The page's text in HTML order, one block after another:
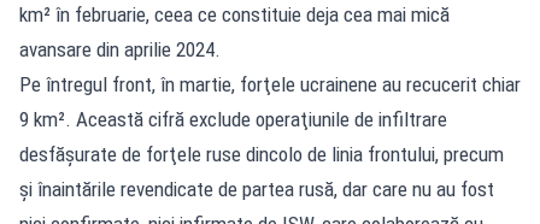
km² în februarie, ceea ce constituie deja cea mai mică
avansare din aprilie 2024.
Pe întregul front, în martie, forţele ucrainene au recucerit chiar
9 km². Această cifră exclude operaţiunile de infiltrare
desfăşurate de forţele ruse dincolo de linia frontului, precum
şi înaintările revendicate de partea rusă, dar care nu au fost